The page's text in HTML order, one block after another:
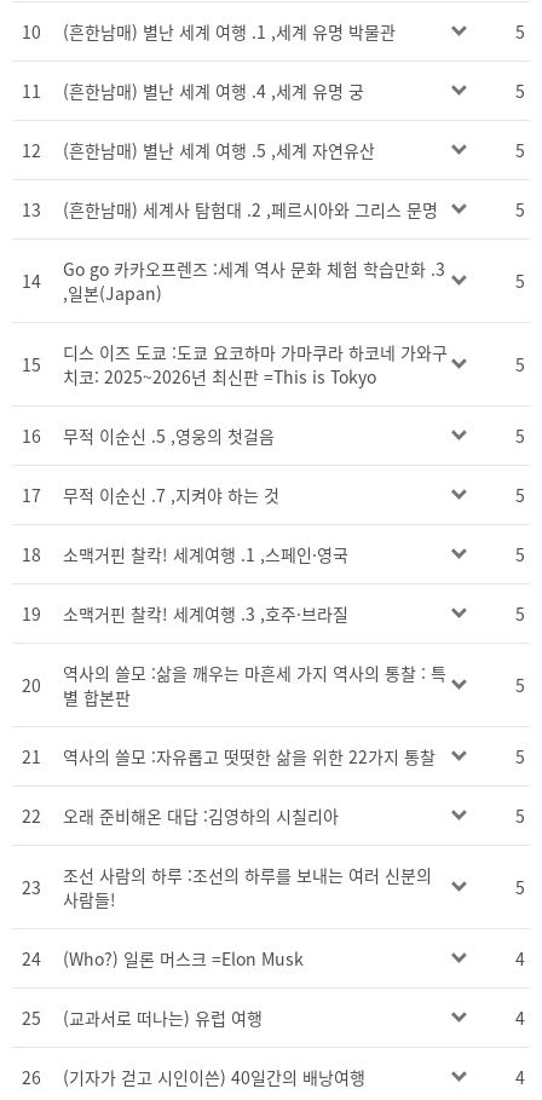
10 (흔한남매) 별난 세계 여행 .1 ,세계 유명 박물관 5
11 (흔한남매) 별난 세계 여행 .4 ,세계 유명 궁 5
12 (흔한남매) 별난 세계 여행 .5 ,세계 자연유산 5
13 (흔한남매) 세계사 탐험대 .2 ,페르시아와 그리스 문명 5
14
Go go 카카오프렌즈 :세계 역사 문화 체험 학습만화 .3
,일본(Japan)
5
15
디스 이즈 도쿄 :도쿄 요코하마 가마쿠라 하코네 가와구
치코: 2025~2026년 최신판 =This is Tokyo
5
16 무적 이순신 .5 ,영웅의 첫걸음 5
17 무적 이순신 .7 ,지켜야 하는 것 5
18 소맥거핀 찰칵! 세계여행 .1 ,스페인·영국 5
19 소맥거핀 찰칵! 세계여행 .3 ,호주·브라질 5
20
역사의 쓸모 :삶을 깨우는 마흔세 가지 역사의 통찰 : 특
별 합본판
5
21 역사의 쓸모 :자유롭고 떳떳한 삶을 위한 22가지 통찰 5
22 오래 준비해온 대답 :김영하의 시칠리아 5
23
조선 사람의 하루 :조선의 하루를 보내는 여러 신분의
사람들!
5
24 (Who?) 일론 머스크 =Elon Musk 4
25 (교과서로 떠나는) 유럽 여행 4
26 (기자가 걷고 시인이쓴) 40일간의 배낭여행 4